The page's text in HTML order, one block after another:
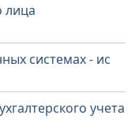
лица
системах - ис
учета